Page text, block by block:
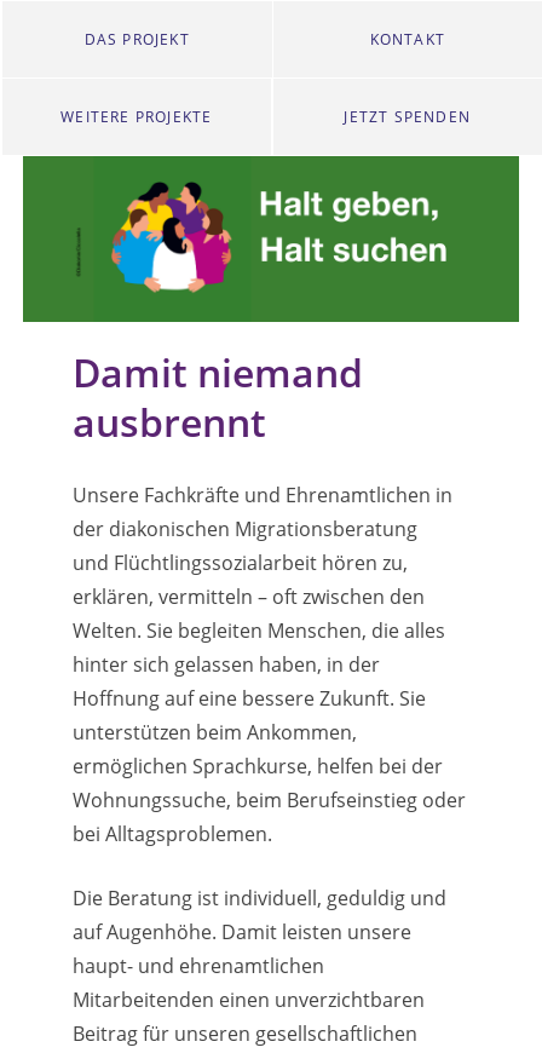
DAS PROJEKT KONTAKT
WEITERE PROJEKTE JETZT SPENDEN
Damit niemand
ausbrennt
Unsere Fachkräfte und Ehrenamtlichen in
der diakonischen Migrationsberatung
und Flüchtlingssozialarbeit hören zu,
erklären, vermitteln – oft zwischen den
Welten. Sie begleiten Menschen, die alles
hinter sich gelassen haben, in der
Hoffnung auf eine bessere Zukunft. Sie
unterstützen beim Ankommen,
ermöglichen Sprachkurse, helfen bei der
Wohnungssuche, beim Berufseinstieg oder
bei Alltagsproblemen.
Die Beratung ist individuell, geduldig und
auf Augenhöhe. Damit leisten unsere
haupt- und ehrenamtlichen
Mitarbeitenden einen unverzichtbaren
Beitrag für unseren gesellschaftlichen